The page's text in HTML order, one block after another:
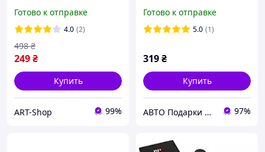
стекло полироль,silane
guard силановая защита
A&S
Готово к отправке
4.0 (2)
249₴
498 ₴
Купить
ART-Shop 99%
гидрофобное покрытие,
30ml
Готово к отправке
5.0 (1)
319₴
Купить
АВТО Подарки Аксессуары и Товары для ХОББИ 97%